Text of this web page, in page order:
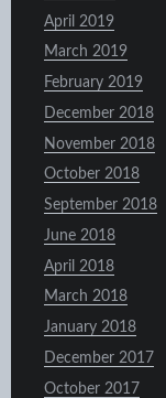
April 2019
March 2019
February 2019
December 2018
November 2018
October 2018
September 2018
June 2018
April 2018
March 2018
January 2018
December 2017
October 2017